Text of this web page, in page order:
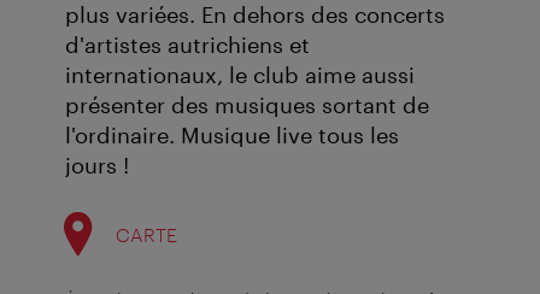
plus variées. En dehors des concerts
d'artistes autrichiens et
internationaux, le club aime aussi
présenter des musiques sortant de
l'ordinaire. Musique live tous les
jours !
CARTE